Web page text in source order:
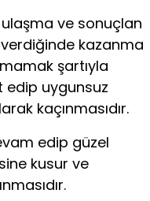
ve sonuçlan
kazanma
şartıyla
edip uygunsuz
kaçınmasıdır.
edip güzel
kusur ve